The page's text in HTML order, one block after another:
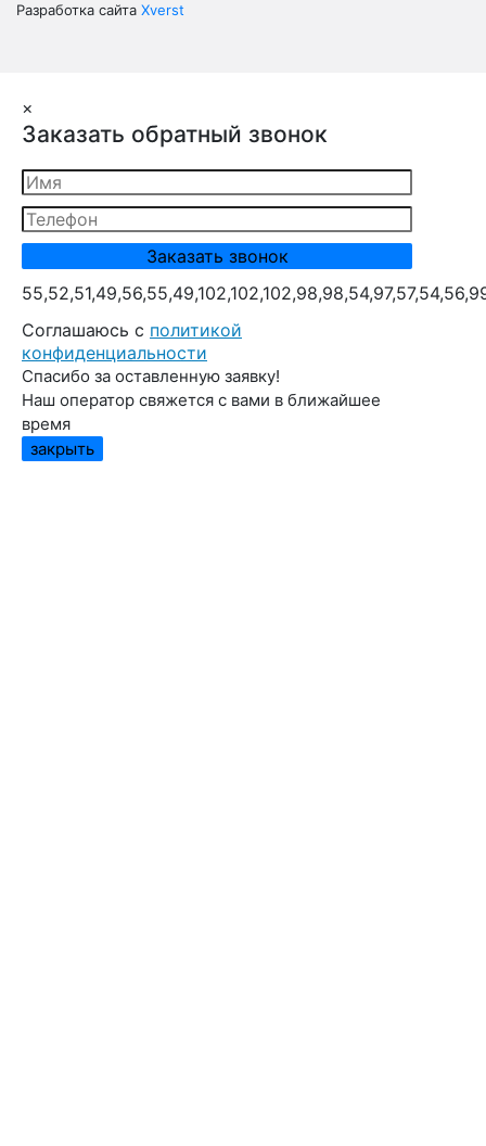
Разработка сайта Xverst
×
Заказать обратный звонок
Cоглашаюсь с политикой
конфиденциальности
Спасибо за оставленную заявку!
Наш оператор свяжется с вами в ближайшее
время
закрыть